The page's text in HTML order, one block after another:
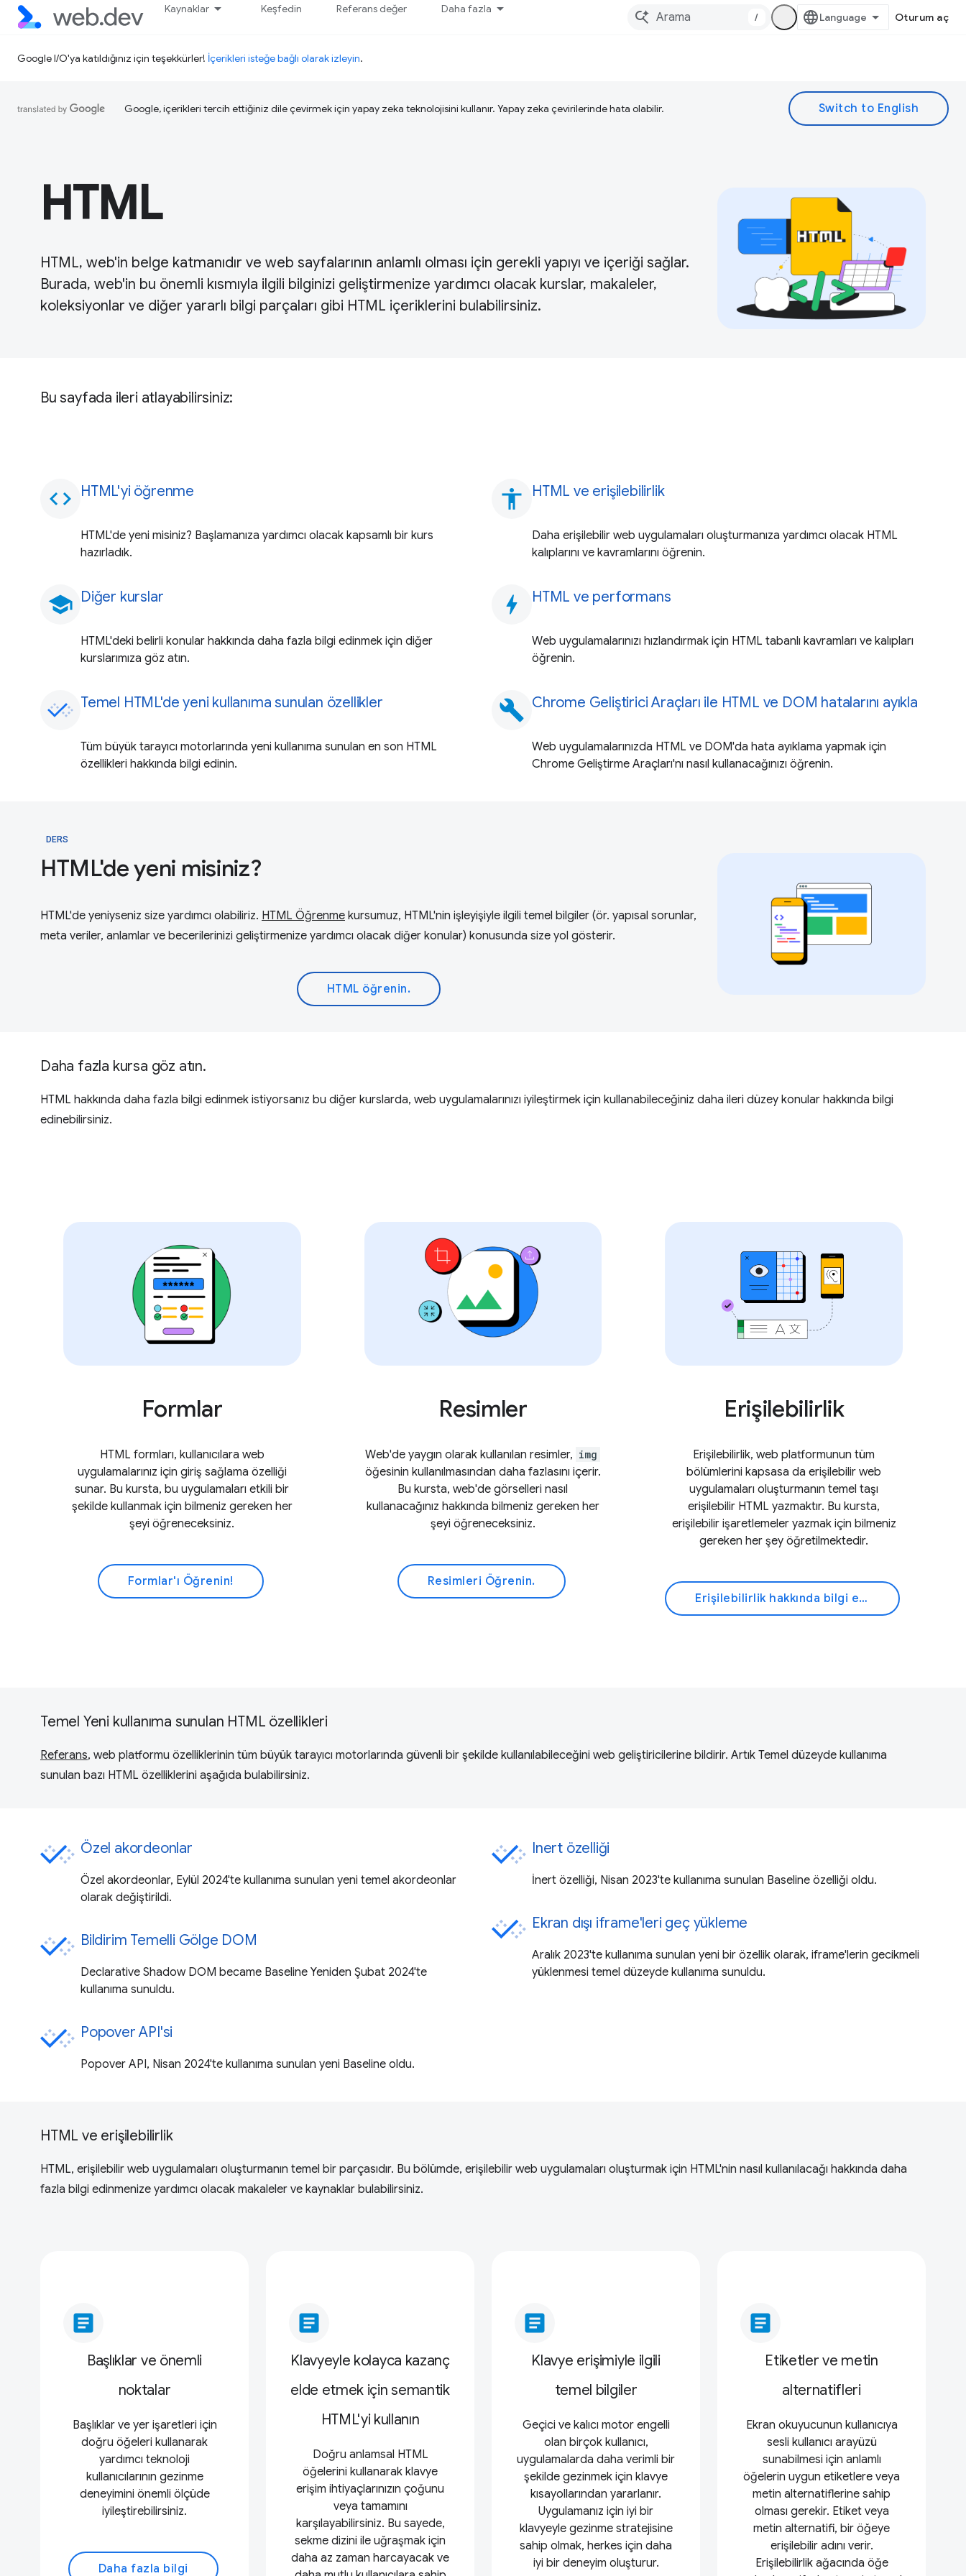
Kaynaklar Keşfedin Referans değer Daha fazla
/ Oturum aç
Google I/O'ya katıldığınız için teşekkürler! İçerikleri isteğe bağlı olarak izleyin.
Google, içerikleri tercih ettiğiniz dile çevirmek için yapay zeka teknolojisini kullanır. Yapay zeka çevirilerinde hata olabilir.
HTML
HTML, web'in belge katmanıdır ve web sayfalarının anlamlı olması için gerekli yapıyı ve içeriği sağlar.
Burada, web'in bu önemli kısmıyla ilgili bilginizi geliştirmenize yardımcı olacak kurslar, makaleler,
koleksiyonlar ve diğer yararlı bilgi parçaları gibi HTML içeriklerini bulabilirsiniz.
Bu sayfada ileri atlayabilirsiniz:
code HTML'yi öğrenme
HTML'de yeni misiniz? Başlamanıza yardımcı olacak kapsamlı bir kurs
hazırladık.
school Diğer kurslar
HTML'deki belirli konular hakkında daha fazla bilgi edinmek için diğer
kurslarımıza göz atın.
Temel HTML'de yeni kullanıma sunulan özellikler
Tüm büyük tarayıcı motorlarında yeni kullanıma sunulan en son HTML
özellikleri hakkında bilgi edinin.
accessibility HTML ve erişilebilirlik
Daha erişilebilir web uygulamaları oluşturmanıza yardımcı olacak HTML
kalıplarını ve kavramlarını öğrenin.
bolt HTML ve performans
Web uygulamalarınızı hızlandırmak için HTML tabanlı kavramları ve kalıpları
öğrenin.
build Chrome Geliştirici Araçları ile HTML ve DOM hatalarını ayıkla
Web uygulamalarınızda HTML ve DOM'da hata ayıklama yapmak için
Chrome Geliştirme Araçları'nı nasıl kullanacağınızı öğrenin.
DERS
HTML'de yeni misiniz?
HTML'de yeniyseniz size yardımcı olabiliriz. HTML Öğrenme kursumuz, HTML'nin işleyişiyle ilgili temel bilgiler (ör. yapısal sorunlar,
meta veriler, anlamlar ve becerilerinizi geliştirmenize yardımcı olacak diğer konular) konusunda size yol gösterir.
HTML öğrenin.
Daha fazla kursa göz atın.
HTML hakkında daha fazla bilgi edinmek istiyorsanız bu diğer kurslarda, web uygulamalarınızı iyileştirmek için kullanabileceğiniz daha ileri düzey konular hakkında bilgi
edinebilirsiniz.
Formlar
HTML formları, kullanıcılara web
uygulamalarınız için giriş sağlama özelliği
sunar. Bu kursta, bu uygulamaları etkili bir
şekilde kullanmak için bilmeniz gereken her
şeyi öğreneceksiniz.
Formlar'ı Öğrenin!
Resimler
Web'de yaygın olarak kullanılan resimler, img
öğesinin kullanılmasından daha fazlasını içerir.
Bu kursta, web'de görselleri nasıl
kullanacağınız hakkında bilmeniz gereken her
şeyi öğreneceksiniz.
Resimleri Öğrenin.
Erişilebilirlik
Erişilebilirlik, web platformunun tüm
bölümlerini kapsasa da erişilebilir web
uygulamaları oluşturmanın temel taşı
erişilebilir HTML yazmaktır. Bu kursta,
erişilebilir işaretlemeler yazmak için bilmeniz
gereken her şey öğretilmektedir.
Erişilebilirlik hakkında bilgi edinin.
Temel Yeni kullanıma sunulan HTML özellikleri
Referans, web platformu özelliklerinin tüm büyük tarayıcı motorlarında güvenli bir şekilde kullanılabileceğini web geliştiricilerine bildirir. Artık Temel düzeyde kullanıma
sunulan bazı HTML özelliklerini aşağıda bulabilirsiniz.
Özel akordeonlar
Özel akordeonlar, Eylül 2024'te kullanıma sunulan yeni temel akordeonlar
olarak değiştirildi.
Bildirim Temelli Gölge DOM
Declarative Shadow DOM became Baseline Yeniden Şubat 2024'te
kullanıma sunuldu.
Popover API'si
Popover API, Nisan 2024'te kullanıma sunulan yeni Baseline oldu.
Inert özelliği
İnert özelliği, Nisan 2023'te kullanıma sunulan Baseline özelliği oldu.
Ekran dışı iframe'leri geç yükleme
Aralık 2023'te kullanıma sunulan yeni bir özellik olarak, iframe'lerin gecikmeli
yüklenmesi temel düzeyde kullanıma sunuldu.
HTML ve erişilebilirlik
HTML, erişilebilir web uygulamaları oluşturmanın temel bir parçasıdır. Bu bölümde, erişilebilir web uygulamaları oluşturmak için HTML'nin nasıl kullanılacağı hakkında daha
fazla bilgi edinmenize yardımcı olacak makaleler ve kaynaklar bulabilirsiniz.
article
Başlıklar ve önemli
noktalar
Başlıklar ve yer işaretleri için
doğru öğeleri kullanarak
yardımcı teknoloji
kullanıcılarının gezinme
deneyimini önemli ölçüde
iyileştirebilirsiniz.
Daha fazla bilgi
article
Klavyeyle kolayca kazanç
elde etmek için semantik
HTML'yi kullanın
Doğru anlamsal HTML
öğelerini kullanarak klavye
erişim ihtiyaçlarınızın çoğunu
veya tamamını
karşılayabilirsiniz. Bu sayede,
sekme dizini ile uğraşmak için
daha az zaman harcayacak ve
article
Klavye erişimiyle ilgili
temel bilgiler
Geçici ve kalıcı motor engelli
olan birçok kullanıcı,
uygulamalarda daha verimli bir
şekilde gezinmek için klavye
kısayollarından yararlanır.
Uygulamanız için iyi bir
klavyeyle gezinme stratejisine
sahip olmak, herkes için daha
iyi bir deneyim oluşturur.
article
Etiketler ve metin
alternatifleri
Ekran okuyucunun kullanıcıya
sesli kullanıcı arayüzü
sunabilmesi için anlamlı
öğelerin uygun etiketlere veya
metin alternatiflerine sahip
olması gerekir. Etiket veya
metin alternatifi, bir öğeye
erişilebilir adını verir.
Erişilebilirlik ağacında öğe